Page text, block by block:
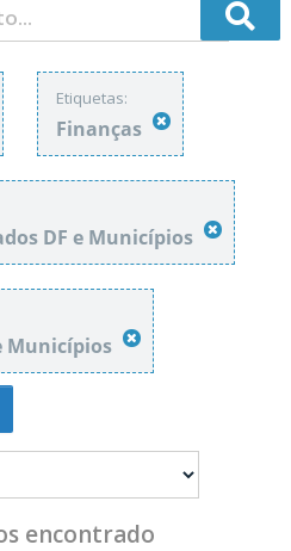
Etiquetas:
Finanças
DF e Municípios
Municípios
encontrado